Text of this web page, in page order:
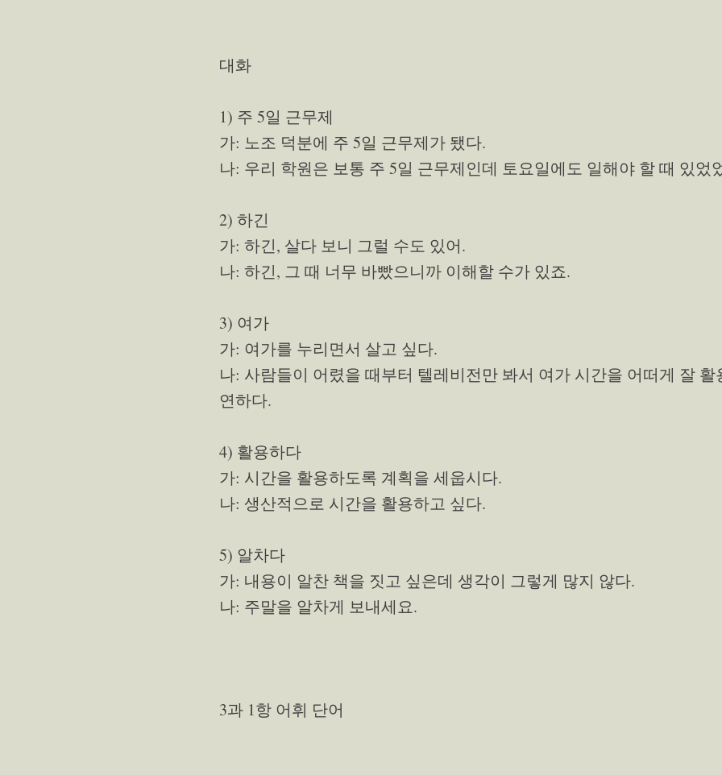
대화
1) 주 5일 근무제
가: 노조 덕분에 주 5일 근무제가 됐다.
나: 우리 학원은 보통 주 5일 근무제인데 토요일에도 일해야 할 때 있었
2) 하긴
가: 하긴, 살다 보니 그럴 수도 있어.
나: 하긴, 그 때 너무 바빴으니까 이해할 수가 있죠.
3) 여가
가: 여가를 누리면서 살고 싶다.
나: 사람들이 어렸을 때부터 텔레비전만 봐서 여가 시간을 어떠게 잘
연하다.
4) 활용하다
가: 시간을 활용하도록 계획을 세웁시다.
나: 생산적으로 시간을 활용하고 싶다.
5) 알차다
가: 내용이 알찬 책을 짓고 싶은데 생각이 그렇게 많지 않다.
나: 주말을 알차게 보내세요.
3과 1항 어휘 단어